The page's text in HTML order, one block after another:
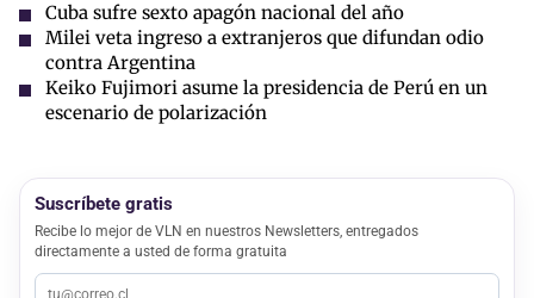
Cuba sufre sexto apagón nacional del año
Milei veta ingreso a extranjeros que difundan odio
contra Argentina
Keiko Fujimori asume la presidencia de Perú en un
escenario de polarización
Suscríbete gratis
Recibe lo mejor de VLN en nuestros Newsletters, entregados
directamente a usted de forma gratuita